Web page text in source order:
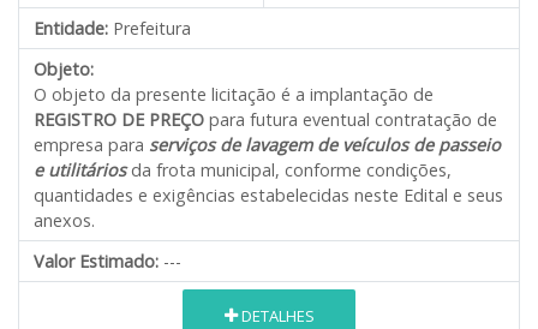
Entidade: Prefeitura
Objeto:
O objeto da presente licitação é a implantação de
REGISTRO DE PREÇO para futura eventual contratação de
empresa para serviços de lavagem de veículos de passeio
e utilitáriosda frota municipal, conforme condições,
quantidades e exigências estabelecidas neste Edital e seus
anexos.
Valor Estimado: ---
DETALHES